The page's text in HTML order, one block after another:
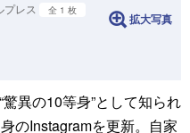
プレス 全 1 枚
拡大写真
驚異の10等身”として知られ
のInstagramを更新。自家